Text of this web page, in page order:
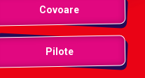
Covoare
Pilote